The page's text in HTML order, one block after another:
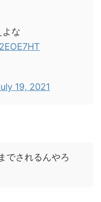
よな
19, 2021
でされるんやろ